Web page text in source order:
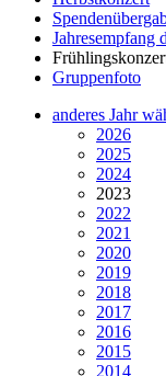
Jahresempfang
Gruppenfoto
anderes Jahr
2026
2025
2024
2023
2022
2021
2020
2019
2018
2017
2016
2015
2014